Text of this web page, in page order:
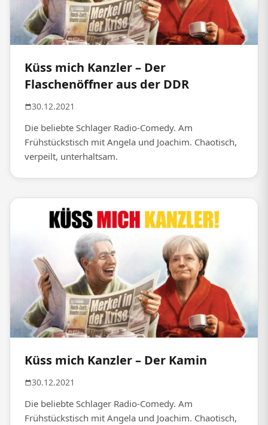
Küss mich Kanzler – Der
Flaschenöffner aus der DDR
30.12.2021
Die beliebte Schlager Radio-Comedy. Am
Frühstückstisch mit Angela und Joachim. Chaotisch,
verpeilt, unterhaltsam.
Küss mich Kanzler – Der Kamin
30.12.2021
Die beliebte Schlager Radio-Comedy. Am
Frühstückstisch mit Angela und Joachim. Chaotisch,